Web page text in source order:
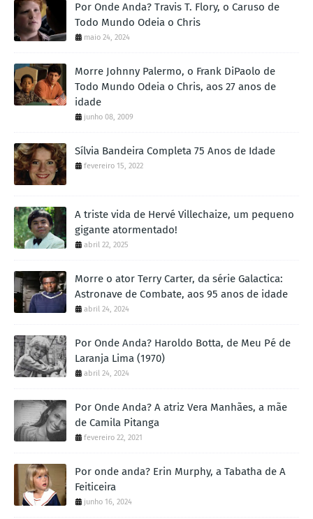
Por Onde Anda? Travis T. Flory, o Caruso de
Todo Mundo Odeia o Chris
maio 24, 2024
Morre Johnny Palermo, o Frank DiPaolo de
Todo Mundo Odeia o Chris, aos 27 anos de
idade
junho 08, 2009
Sílvia Bandeira Completa 75 Anos de Idade
fevereiro 15, 2022
A triste vida de Hervé Villechaize, um pequeno
gigante atormentado!
abril 22, 2025
Morre o ator Terry Carter, da série Galactica:
Astronave de Combate, aos 95 anos de idade
abril 24, 2024
Por Onde Anda? Haroldo Botta, de Meu Pé de
Laranja Lima (1970)
abril 24, 2024
Por Onde Anda? A atriz Vera Manhães, a mãe
de Camila Pitanga
fevereiro 22, 2021
Por onde anda? Erin Murphy, a Tabatha de A
Feiticeira
junho 16, 2024